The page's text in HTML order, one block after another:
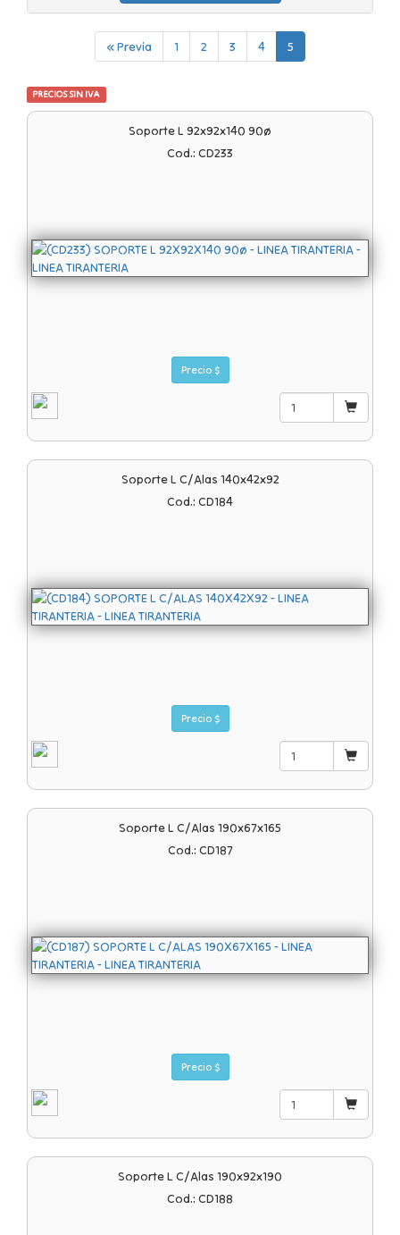
« Previa 1 2 3 4 5
PRECIOS SIN IVA
Soporte L 92x92x140 90ø
Cod.: CD233
Precio $
Soporte L C/alas 140x42x92
Cod.: CD184
Precio $
Soporte L C/alas 190x67x165
Cod.: CD187
Precio $
Soporte L C/alas 190x92x190
Cod.: CD188